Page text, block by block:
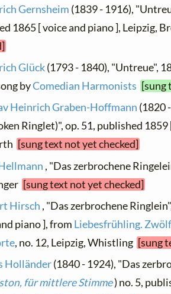
Gernsheim (1839 - 1916),
1865 [ voice and piano ], Leipzig,
Glück(1793 - 1840), "Untreue",
byComedian Harmonists [sung
Heinrich Graben-Hoffmann (1820
Ringlet)", op. 51, published
[sung text not yet checked]
, "Das zerbrochene
[sung text not yet checked]
Hirsch , "Das zerbrochene
piano ], from Liebesfrühling.
, no. 12, Leipzig, Whistling [sung
Holländer(1840 - 1924), "Das
für mittlere Stimme) no. 5,